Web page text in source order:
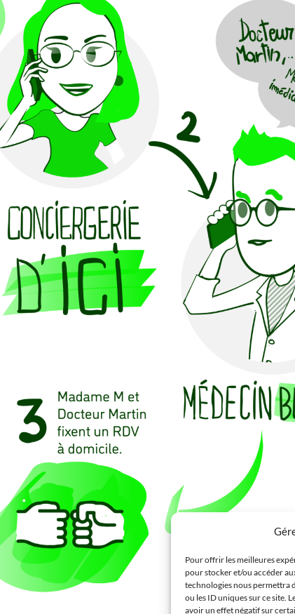
Pour offrir les meilleures
pour stocker et/ou accéder
technologies nous permettra
ou les ID uniques sur ce site.
avoir un effet négatif sur